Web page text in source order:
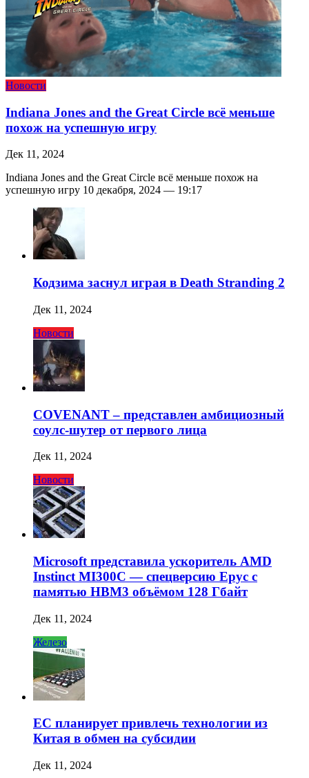
Новости
Indiana Jones and the Great Circle всё меньше
похож на успешную игру
Дек 11, 2024
Indiana Jones and the Great Circle всё меньше похож на
успешную игру 10 декабря, 2024 — 19:17
Кодзима заснул играя в Death Stranding 2
Дек 11, 2024
Новости
COVENANT – представлен амбициозный
соулс-шутер от первого лица
Дек 11, 2024
Новости
Microsoft представила ускоритель AMD
Instinct MI300C — спецверсию Epyc с
памятью HBM3 объёмом 128 Гбайт
Дек 11, 2024
Железо
ЕС планирует привлечь технологии из
Китая в обмен на субсидии
Дек 11, 2024